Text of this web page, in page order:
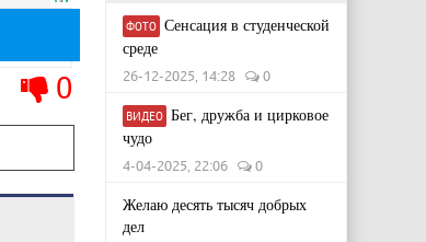
0
ФОТО Сенсация в студенческой
среде
26-12-2025, 14:28 0
ВИДЕО Бег, дружба и цирковое
чудо
4-04-2025, 22:06 0
Желаю десять тысяч добрых
дел